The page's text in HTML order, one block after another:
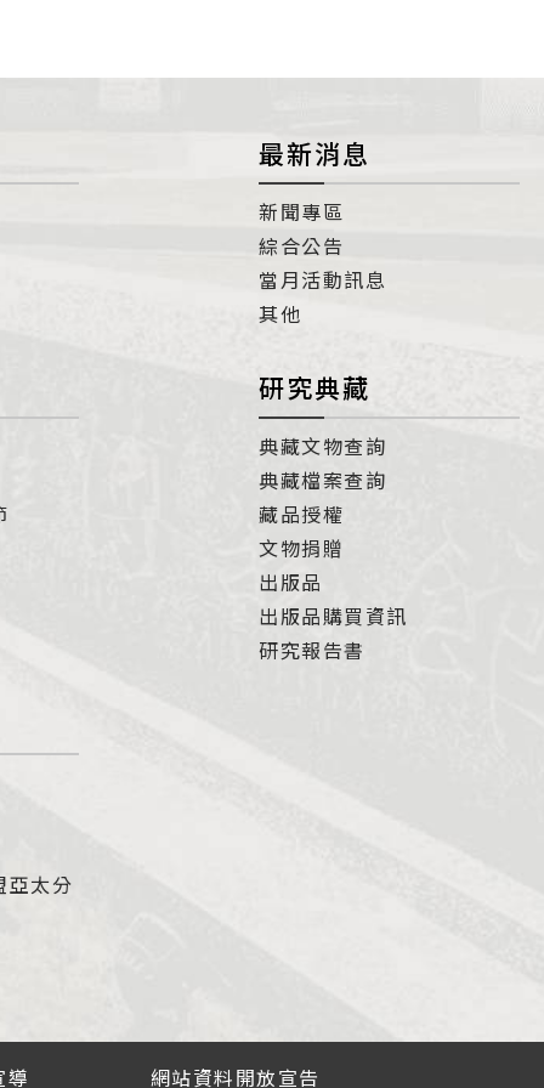
最新消息
新聞專區
綜合公告
當月活動訊息
其他
研究典藏
典藏文物查詢
典藏檔案查詢
藏品授權
文物捐贈
出版品
出版品購買資訊
研究報告書
亞太分
導 網站資料開放宣告